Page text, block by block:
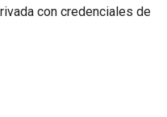
con credenciales de